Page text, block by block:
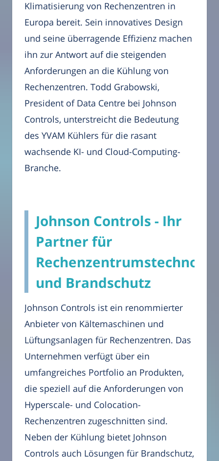
Klimatisierung von Rechenzentren in
Europa bereit. Sein innovatives Design
und seine überragende Effizienz machen
ihn zur Antwort auf die steigenden
Anforderungen an die Kühlung von
Rechenzentren. Todd Grabowski,
President of Data Centre bei Johnson
Controls, unterstreicht die Bedeutung
des YVAM Kühlers für die rasant
wachsende KI- und Cloud-Computing-
Branche.
Johnson Controls - Ihr
Partner für
und Brandschutz
Johnson Controls ist ein renommierter
Anbieter von Kältemaschinen und
Lüftungsanlagen für Rechenzentren. Das
Unternehmen verfügt über ein
umfangreiches Portfolio an Produkten,
die speziell auf die Anforderungen von
Hyperscale- und Colocation-
Rechenzentren zugeschnitten sind.
Neben der Kühlung bietet Johnson
Controls auch Lösungen für Brandschutz,